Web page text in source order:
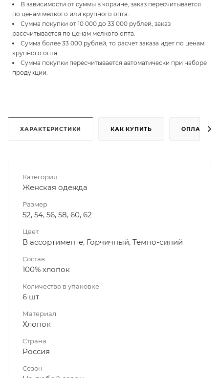
В зависимости от суммы в корзине, заказ пересчитывается
по ценам мелкого или крупного опта.
Сумма покупки от 10 000 до 33 000 рублей, заказ
рассчитывается по ценам мелкого опта.
Сумма более 33 000 рублей, то расчет заказа идет по ценам
крупного опта.
Сумма покупки пересчитывается автоматически при наборе
продукции.
ХАРАКТЕРИСТИКИ КАК КУПИТЬ ОПЛАТА
Категория
Женская одежда
Размер
52, 54, 56, 58, 60, 62
Цвет
В ассортименте, Горчичный, Темно-синий
Состав
100% хлопок
Количество в упаковке
6 шт
Материал
Хлопок
Страна
Россия
Сезон